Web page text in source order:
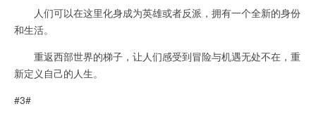
人们可以在这里化身成为英雄或者反派，拥有一个全新的身份
和生活。
重返西部世界的梯子，让人们感受到冒险与机遇无处不在，重
新定义自己的人生。
#3#